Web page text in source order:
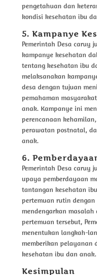
pengetahuan dan
kondisi kesehatan ibu
5. Kampanye
Pemerintah Desa caruy
kampanye kesehatan
tentang kesehatan ibu
melaksanakan
desa dengan tujuan
pemahaman
anak. Kampanye ini
perencanaan
perawatan postnatal,
anak.
6.
Pemerintah Desa caruy
upaya pemberdayaan
tantangan kesehatan
pertemuan rutin
mendengarkan
pertemuan tersebut,
menentukan langkah-
memberikan pelayanan
kesehatan ibu dan anak.
Kesimpulan